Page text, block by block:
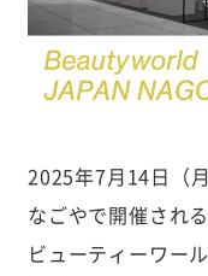
2025年7月14日（
なごやで開催される
ビューティーワー